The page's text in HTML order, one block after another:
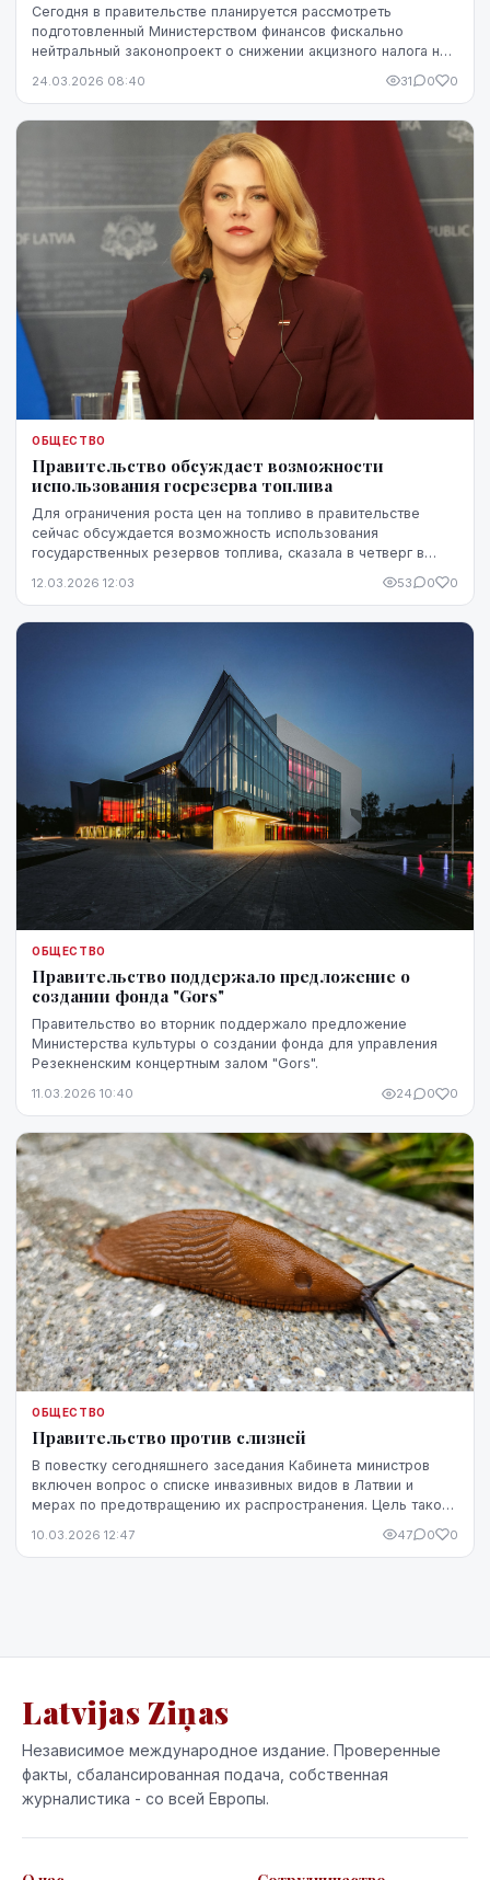
Сегодня в правительстве планируется рассмотреть
подготовленный Министерством финансов фискально
нейтральный законопроект о снижении акцизного налога на
24.03.2026 08:40 31 0 0
ОБЩЕСТВО
Правительство обсуждает возможности
использования госрезерва топлива
Для ограничения роста цен на топливо в правительстве
сейчас обсуждается возможность использования
государственных резервов топлива, сказала в четверг в
12.03.2026 12:03 53 0 0
ОБЩЕСТВО
Правительство поддержало предложение о
создании фонда "Gors"
Правительство во вторник поддержало предложение
Министерства культуры о создании фонда для управления
Резекненским концертным залом "Gors".
11.03.2026 10:40 24 0 0
ОБЩЕСТВО
Правительство против слизней
В повестку сегодняшнего заседания Кабинета министров
включен вопрос о списке инвазивных видов в Латвии и
мерах по предотвращению их распространения. Цель такого
10.03.2026 12:47 47 0 0
Latvijas Ziņas
Независимое международное издание. Проверенные
факты, сбалансированная подача, собственная
журналистика - со всей Европы.